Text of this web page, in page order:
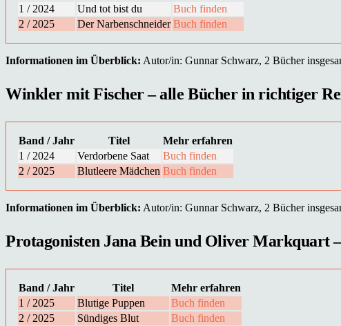
1 / 2024
Und tot bist du
Buch finden
2 / 2025
Der Narbenschneider Buch finden
Informationen im Überblick: Autor/in: Gunnar Schwarz, 2 Bücher
Winkler mit Fischer – alle Bücher in richtiger
Band / Jahr Titel
Mehr erfahren
1 / 2024
Verdorbene Saat
Buch finden
2 / 2025
Blutleere Mädchen Buch finden
Informationen im Überblick: Autor/in: Gunnar Schwarz, 2 Bücher
Protagonisten Jana Bein und Oliver Markquart
Band / Jahr Titel
Mehr erfahren
1 / 2025
Blutige Puppen
Buch finden
2 / 2025
Sündiges Blut
Buch finden